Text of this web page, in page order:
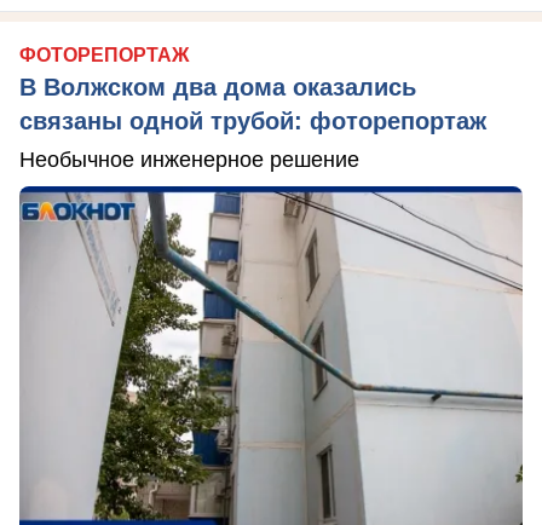
ФОТОРЕПОРТАЖ
В Волжском два дома оказались
связаны одной трубой: фоторепортаж
Необычное инженерное решение